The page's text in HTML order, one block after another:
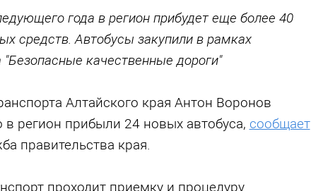
года в регион прибудет еще более 40
средств. Автобусы закупили в рамках
"Безопасные качественные дороги"
Алтайского края Антон Воронов
в регион прибыли 24 новых автобуса, сообщает
правительства края.
проходит приемку и процедуру